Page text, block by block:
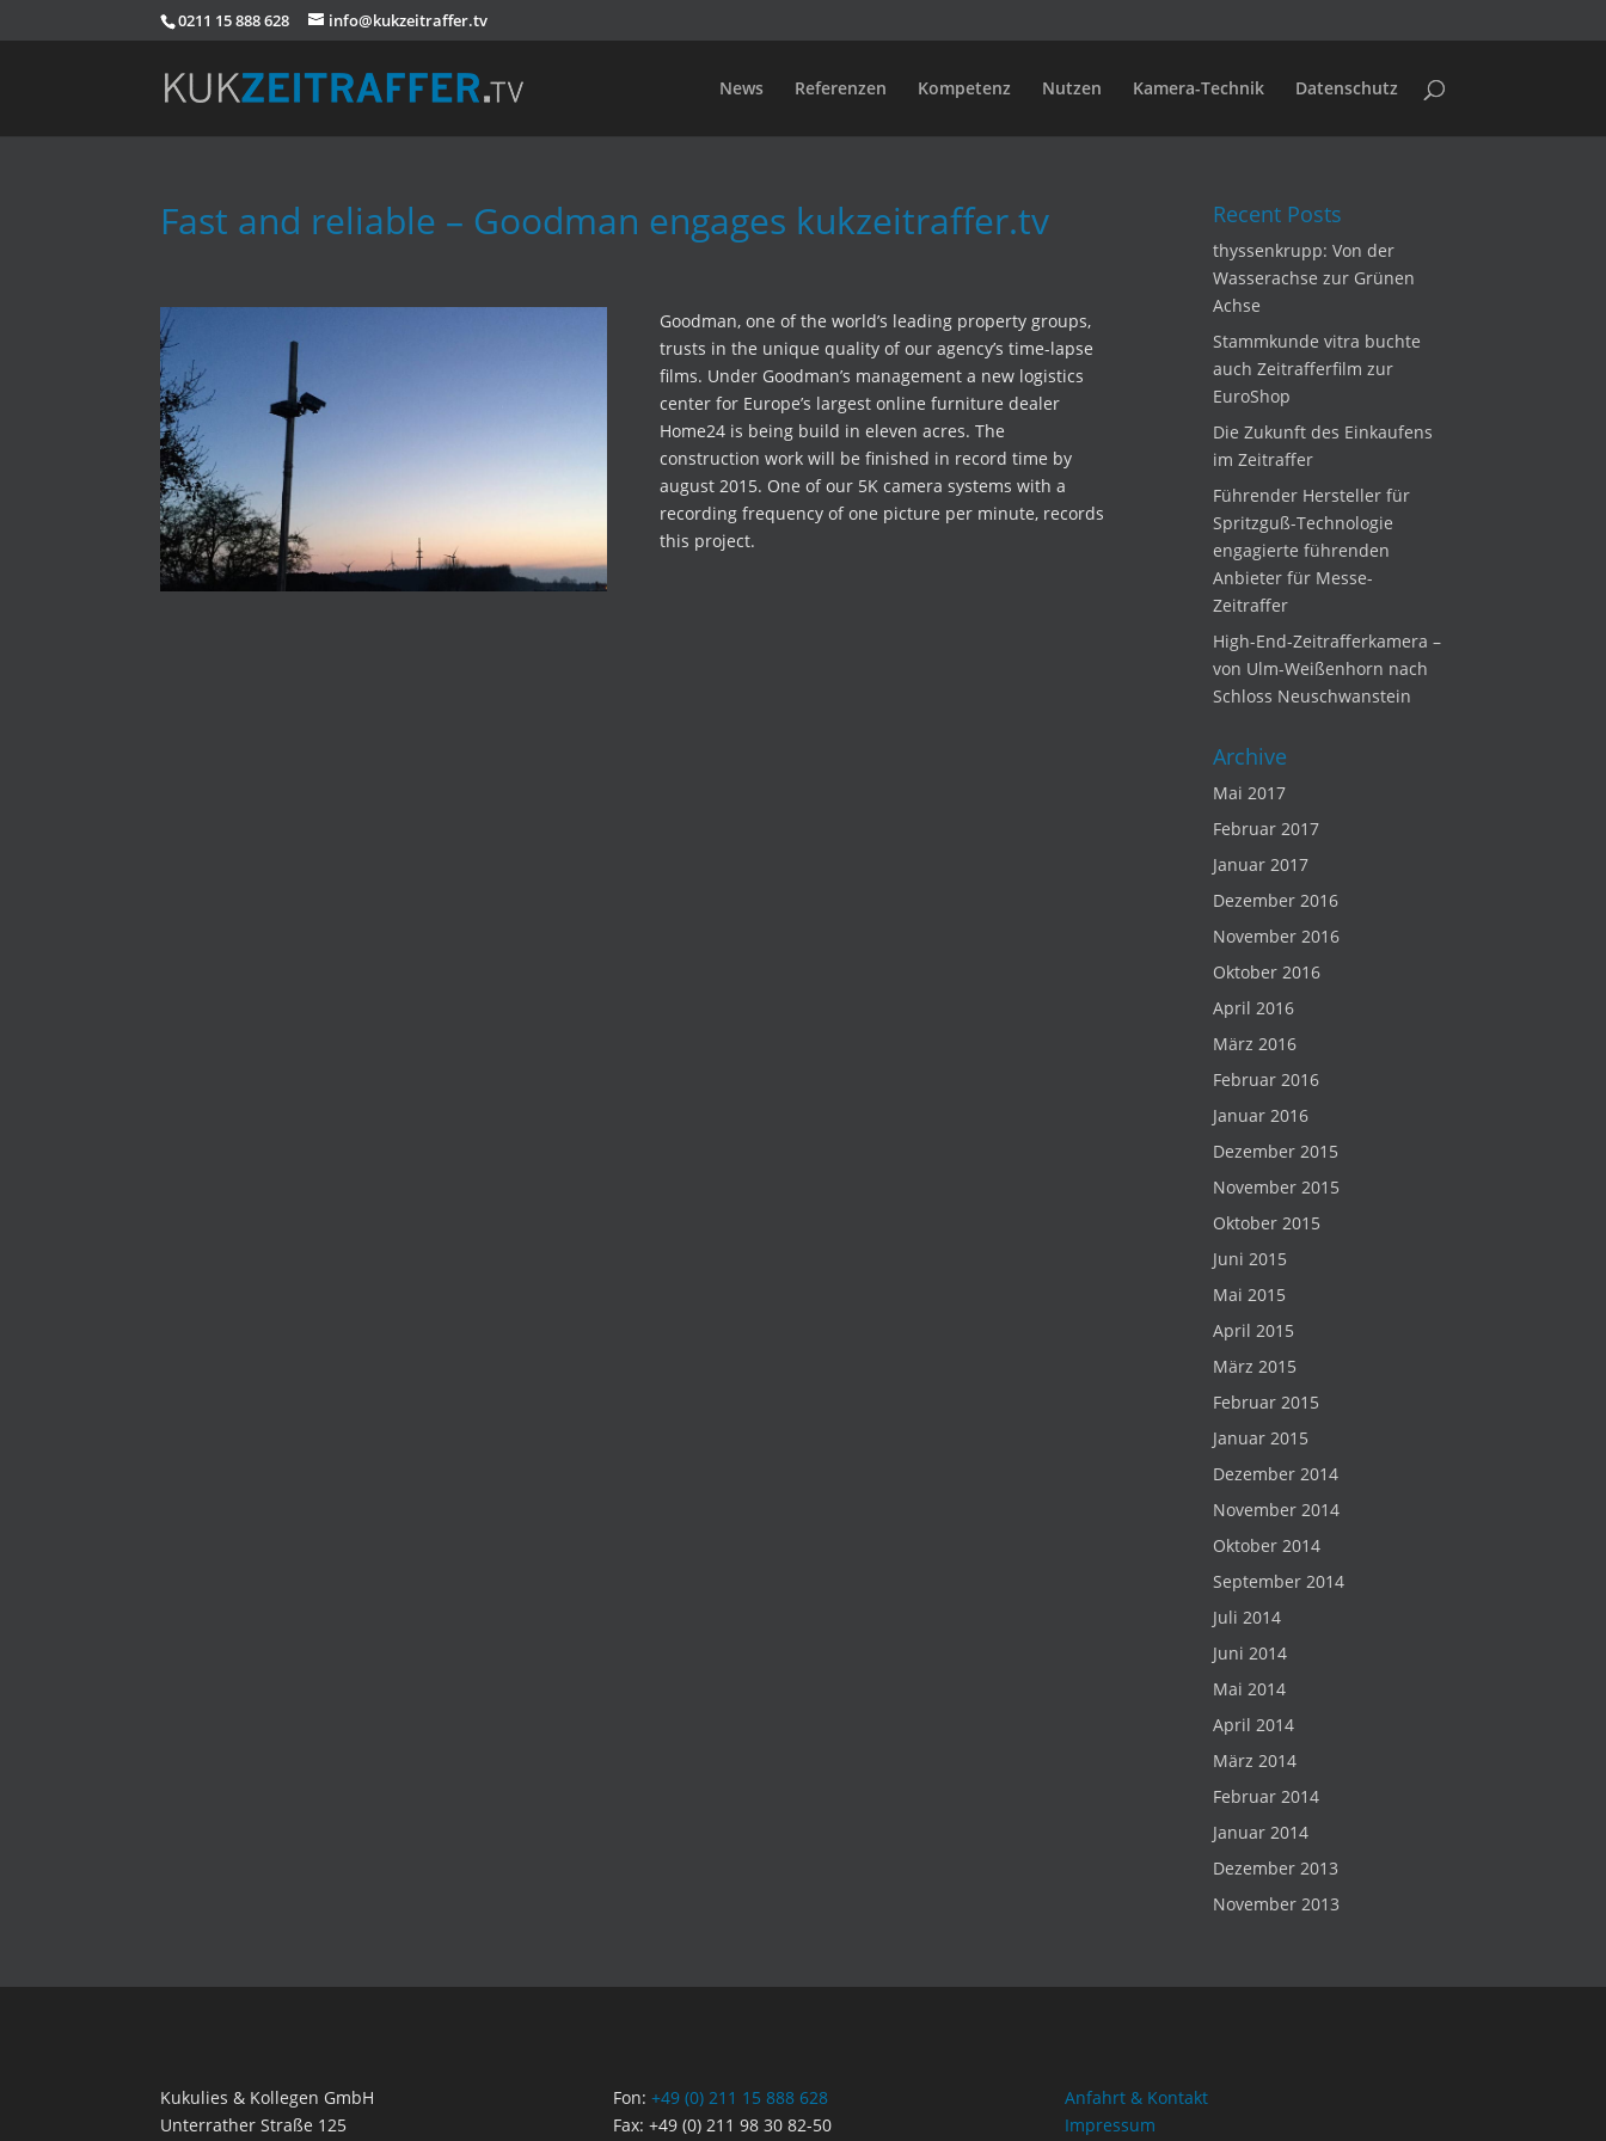
0211 15 888 628 info@kukzeitraffer.tv
News Referenzen Kompetenz Nutzen Kamera-Technik Datenschutz
Fast and reliable – Goodman engages kukzeitraffer.tv
Goodman, one of the world’s leading property groups,
trusts in the unique quality of our agency’s time-lapse
films. Under Goodman’s management a new logistics
center for Europe’s largest online furniture dealer
Home24 is being build in eleven acres. The
construction work will be finished in record time by
august 2015. One of our 5K camera systems with a
recording frequency of one picture per minute, records
this project.
Recent Posts
thyssenkrupp: Von der
Wasserachse zur Grünen
Achse
Stammkunde vitra buchte
auch Zeitrafferfilm zur
EuroShop
Die Zukunft des Einkaufens
im Zeitraffer
Führender Hersteller für
Spritzguß-Technologie
engagierte führenden
Anbieter für Messe-
Zeitraffer
High-End-Zeitrafferkamera –
von Ulm-Weißenhorn nach
Schloss Neuschwanstein
Archive
Mai 2017
Februar 2017
Januar 2017
Dezember 2016
November 2016
Oktober 2016
April 2016
März 2016
Februar 2016
Januar 2016
Dezember 2015
November 2015
Oktober 2015
Juni 2015
Mai 2015
April 2015
März 2015
Februar 2015
Januar 2015
Dezember 2014
November 2014
Oktober 2014
September 2014
Juli 2014
Juni 2014
Mai 2014
April 2014
März 2014
Februar 2014
Januar 2014
Dezember 2013
November 2013
Kukulies & Kollegen GmbH
Unterrather Straße 125
Fon: +49 (0) 211 15 888 628
Fax: +49 (0) 211 98 30 82-50
Anfahrt & Kontakt
Impressum